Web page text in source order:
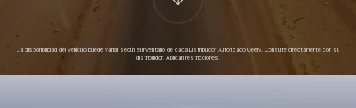
La disponibilidad del vehículo puede variar según el inventario de cada Distribuidor Autorizado Geely. Consulte directamente con su
distribuidor. Aplican restricciones.